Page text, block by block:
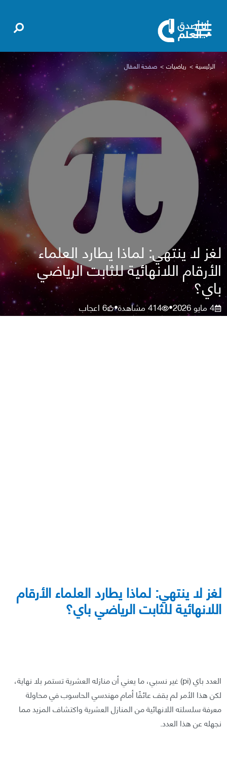
الرئيسية رياضيات صفحة المقال
لغز لا ينتهي: لماذا يطارد العلماء
الأرقام اللانهائية للثابت الرياضي
باي؟
4 مايو 2026 •
414مشاهدة•
6اعجاب
لغز لا ينتهي: لماذا يطارد العلماء الأرقام
اللانهائية للثابت الرياضي باي؟
العدد باي (pi) غير نسبي، ما يعني أن منازله العشرية تستمر بلا نهاية،
لكن هذا الأمر لم يقف عائقًا أمام مهندسي الحاسوب في محاولة
معرفة سلسلته اللانهائية من المنازل العشرية واكتشاف المزيد مما
نجهله عن هذا العدد.